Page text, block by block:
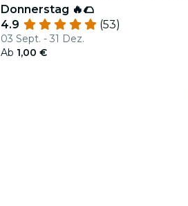
Donnerstag 🔥🌮
4.9
(53)
03 Sept. - 31 Dez.
Ab 1,00 €